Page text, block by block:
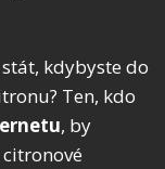
kdybyste do
Ten, kdo
, by